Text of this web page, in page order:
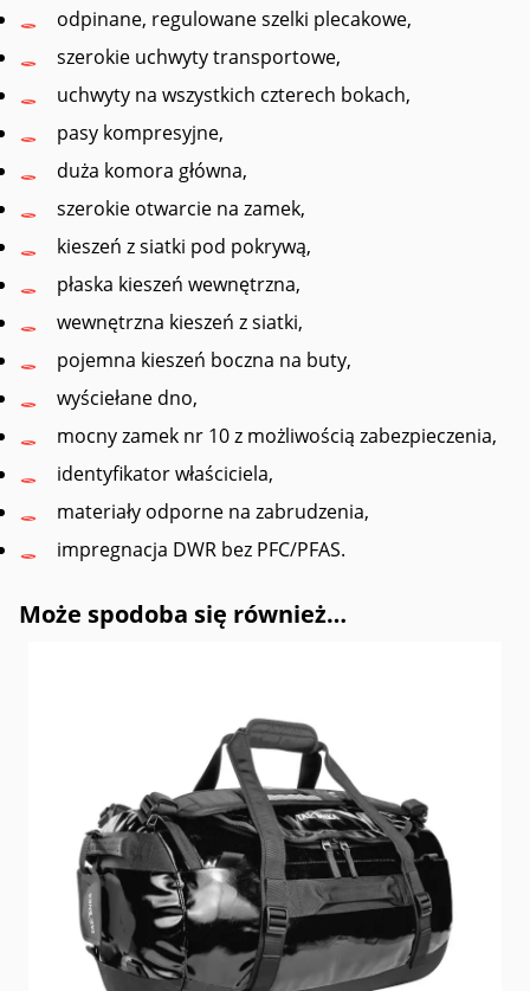
odpinane, regulowane szelki plecakowe,
szerokie uchwyty transportowe,
uchwyty na wszystkich czterech bokach,
pasy kompresyjne,
duża komora główna,
szerokie otwarcie na zamek,
kieszeń z siatki pod pokrywą,
płaska kieszeń wewnętrzna,
wewnętrzna kieszeń z siatki,
pojemna kieszeń boczna na buty,
wyściełane dno,
mocny zamek nr 10 z możliwością zabezpieczenia,
identyfikator właściciela,
materiały odporne na zabrudzenia,
impregnacja DWR bez PFC/PFAS.
Może spodoba się również…